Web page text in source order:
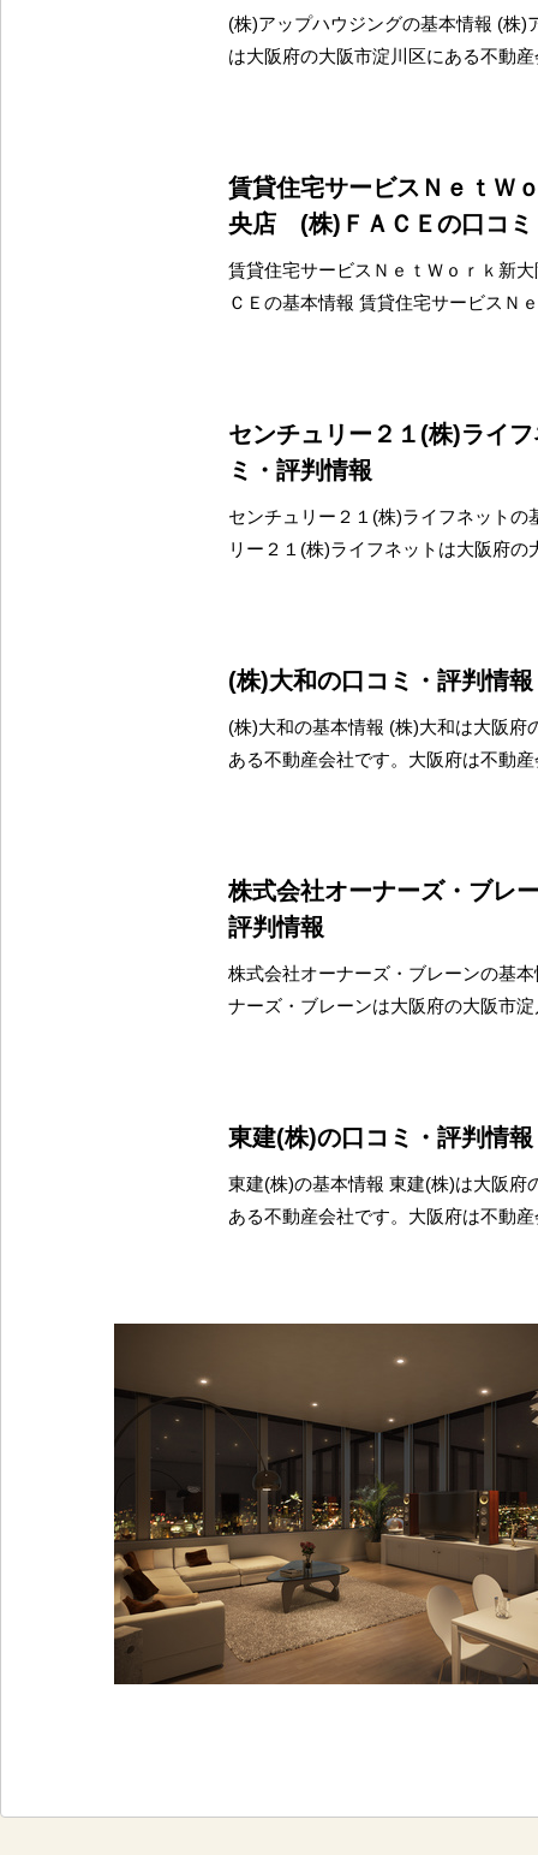
(株)アップハウジングの基本情報 (株)
は大阪府の大阪市淀川区にある不動
賃貸住宅サービスＮｅｔＷ
央店 (株)ＦＡＣＥの口コミ
賃貸住宅サービスＮｅｔＷｏｒｋ新
ＣＥの基本情報 賃貸住宅サービスＮ
センチュリー２１(株)ライ
ミ・評判情報
センチュリー２１(株)ライフネットの
リー２１(株)ライフネットは大阪府の
(株)大和の口コミ・評判情報
(株)大和の基本情報 (株)大和は大阪府
ある不動産会社です。大阪府は不動
株式会社オーナーズ・ブレ
評判情報
株式会社オーナーズ・ブレーンの基
ナーズ・ブレーンは大阪府の大阪市
東建(株)の口コミ・評判情報
東建(株)の基本情報 東建(株)は大阪府
ある不動産会社です。大阪府は不動